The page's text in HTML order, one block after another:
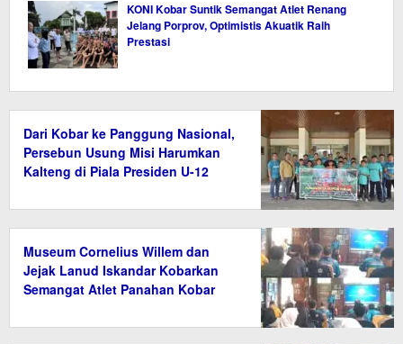
KONI Kobar Suntik Semangat Atlet Renang
Jelang Porprov, Optimistis Akuatik Raih
Prestasi
Dari Kobar ke Panggung Nasional,
Persebun Usung Misi Harumkan
Kalteng di Piala Presiden U-12
Museum Cornelius Willem dan
Jejak Lanud Iskandar Kobarkan
Semangat Atlet Panahan Kobar